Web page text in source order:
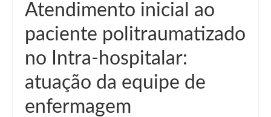
Atendimento inicial ao
paciente politraumatizado
no Intra-hospitalar:
atuação da equipe de
enfermagem